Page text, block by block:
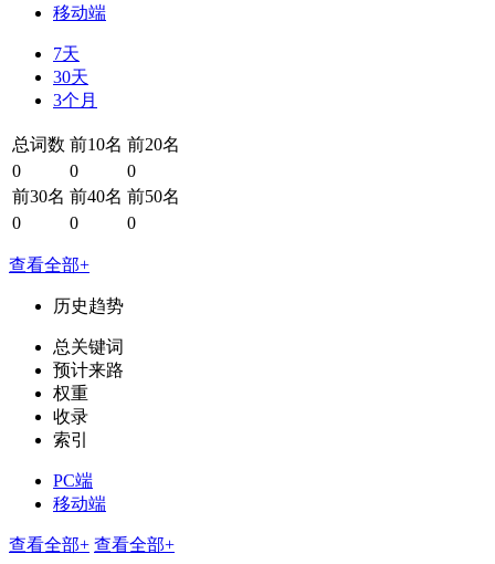
移动端
7天
30天
3个月
总词数 前10名 前20名
0
0
0
前30名 前40名 前50名
0
0 0
查看全部+
历史趋势
总关键词
预计来路
权重
收录
索引
PC端
移动端
查看全部+ 查看全部+